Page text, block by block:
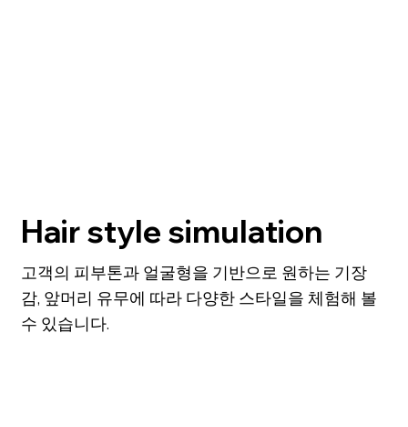
Hair style simulation
고객의 피부톤과 얼굴형을 기반으로 원하는 기장
감, 앞머리 유무에 따라 다양한 스타일을 체험해 볼
수 있습니다.